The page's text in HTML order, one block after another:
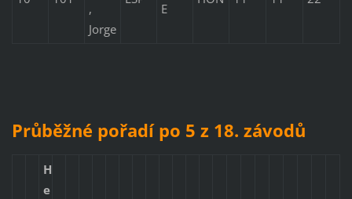
,
Jorge
E
Průběžné pořadí po 5 z 18. závodů
H
e